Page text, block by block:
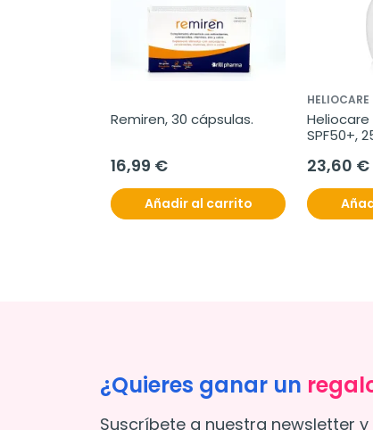
Remiren, 30 cápsulas.
16,99 €
Añadir al carrito
HELIOCARE
Heliocare
SPF50+,
23,60 €
¿Quieres ganar un
Suscríbete a nuestra newsletter